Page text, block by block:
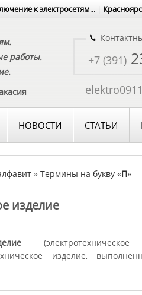
к электросетям... |
работы.
+7 (391)
НОВОСТИ СТАТЬИ
» Термины на букву «П»
изделие
(электротехническое
изделие,